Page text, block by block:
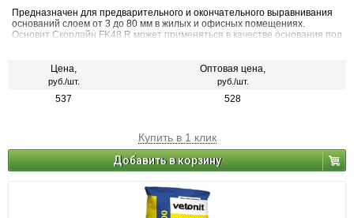
Предназначен для предварительного и окончательного выравнивания
оснований слоем от 3 до 80 мм в жилых и офисных помещениях.
Основит Скорлайн FK48 R может применяться в качестве основания под
Цена,
руб./шт.
Оптовая цена,
руб./шт.
537 528
Купить в 1 клик
Добавить в корзину